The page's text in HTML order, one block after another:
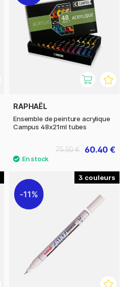
RAPHAËL
Ensemble de peinture acrylique
Campus 48x21ml tubes
60.40 €
75.50 €
3
11%